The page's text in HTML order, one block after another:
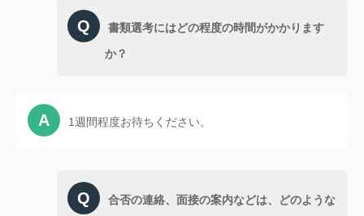
書類選考にはどの程度の時間がかかります
か？
1週間程度お待ちください。
合否の連絡、面接の案内などは、どのような